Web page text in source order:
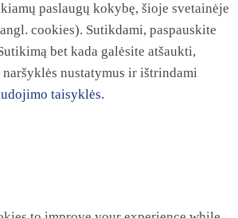
paslaugų kokybę, šioje svetainėje
cookies). Sutikdami, paspauskite
bet kada galėsite atšaukti,
nustatymus ir ištrindami
taisyklės.